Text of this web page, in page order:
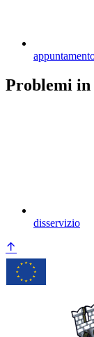
Problemi
disservizio